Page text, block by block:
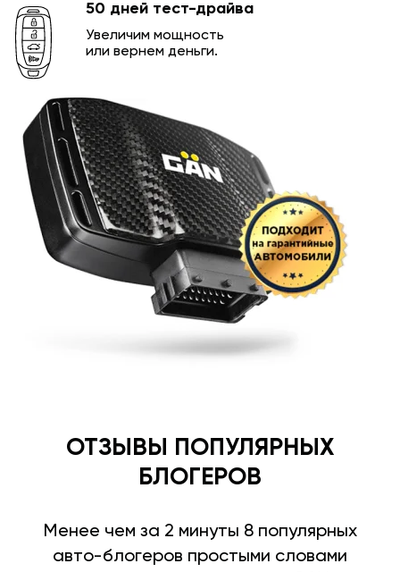
50 дней тест-драйва
Увеличим мощность
или вернем деньги.
ОТЗЫВЫ ПОПУЛЯРНЫХ
БЛОГЕРОВ
Менее чем за 2 минуты 8 популярных
авто-блогеров простыми словами